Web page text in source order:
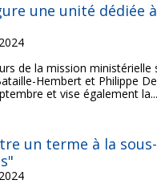
une unité dédiée
de la mission ministérielle
Hembert et Philippe
et vise également la...
un terme à la